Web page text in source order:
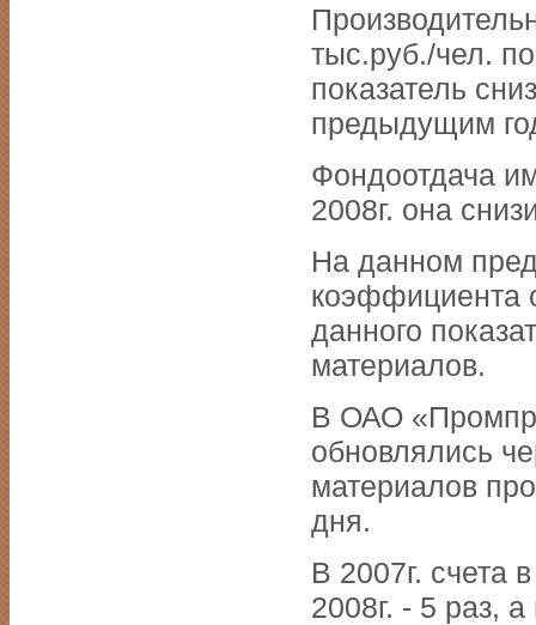
тыс.руб./чел.
показатель
предыдущим
Фондоотдача
2008г. она
На данном
коэффициента
данного
материалов.
В ОАО
обновлялись
материалов
дня.
В 2007г. счета
2008г. - 5 раз,